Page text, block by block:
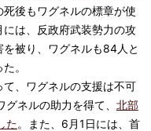
後もワグネルの標章が使
は、反政府武装勢力の攻
被り、ワグネルも84人と
。
、ワグネルの支援は不可
ネルの助力を得て、 北部
た。また、6月1日には、首